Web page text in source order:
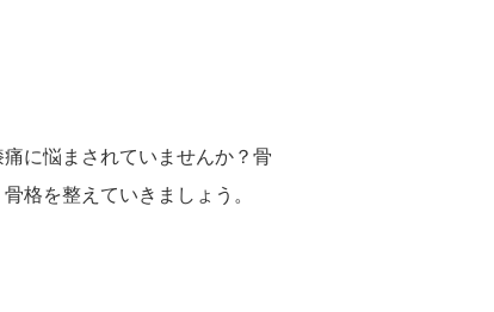
に悩まされていませんか？骨
格を整えていきましょう。